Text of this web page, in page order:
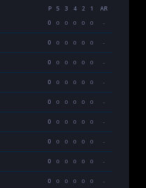
P 5 3 4 2 1
AR
0 0 0 0 0 0 -
0 0 0 0 0 0 -
0 0 0 0 0 0 -
0 0 0 0 0 0 -
0 0 0 0 0 0 -
0 0 0 0 0 0 -
0 0 0 0 0 0 -
0 0 0 0 0 0 -
0 0 0 0 0 0 -